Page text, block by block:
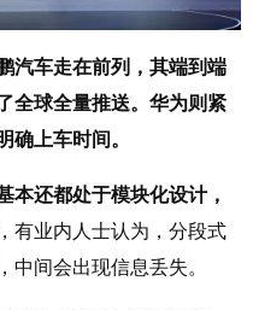
汽车走在前列，其端到端
全球全量推送。华为则紧
确上车时间。
本还都处于模块化设计，
有业内人士认为，分段式
中间会出现信息丢失。